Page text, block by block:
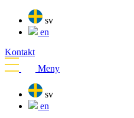
sv
en
Kontakt
Meny
sv
en